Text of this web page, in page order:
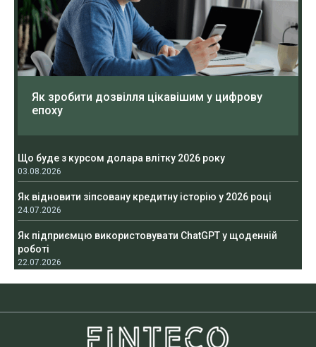
Як зробити дозвілля цікавішим у цифрову
епоху
Що буде з курсом долара влітку 2026 року
03.08.2026
Як відновити зіпсовану кредитну історію у 2026 році
24.07.2026
Як підприємцю використовувати ChatGPT у щоденній
роботі
22.07.2026